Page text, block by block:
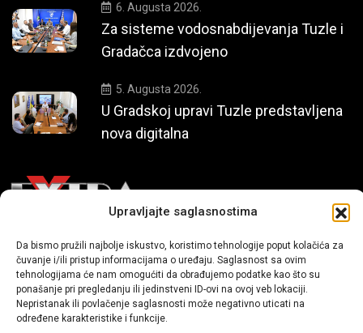
Upravljajte saglasnostima
Da bismo pružili najbolje iskustvo, koristimo tehnologije poput kolačića za
čuvanje i/ili pristup informacijama o uređaju. Saglasnost sa ovim
tehnologijama će nam omogućiti da obrađujemo podatke kao što su
ponašanje pri pregledanju ili jedinstveni ID-ovi na ovoj veb lokaciji.
Nepristanak ili povlačenje saglasnosti može negativno uticati na
određene karakteristike i funkcije.
6. Augusta 2026.
Za sisteme vodosnabdijevanja Tuzle i
Gradačca izdvojeno
5. Augusta 2026.
U Gradskoj upravi Tuzle predstavljena
nova digitalna
Mi smo moderni portal zabavnog karaktera koji donosi vijesti i
priče iz života, svijeta showbiza, lifestyle-a i popularne kulture.